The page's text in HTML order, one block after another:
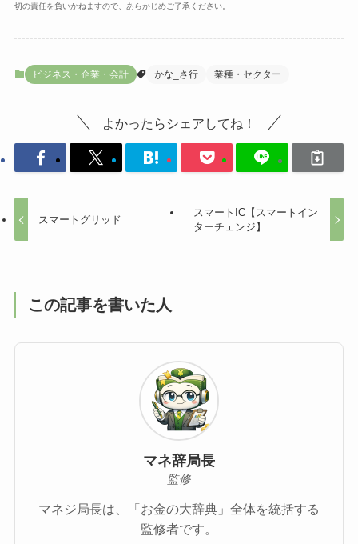
切の責任を負いかねますので、あらかじめご了承ください。
ビジネス・企業・会計 かな_さ行 業種・セクター
よかったらシェアしてね！
スマートグリッド
スマートIC【スマートイン
ターチェンジ】
この記事を書いた人
マネ辞局長
監修
マネジ局長は、「お金の大辞典」全体を統括する
監修者です。